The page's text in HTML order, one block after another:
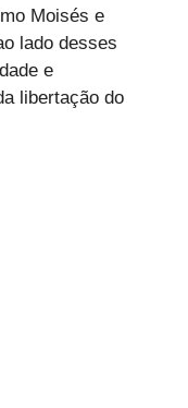
Moisés e
lado desses
e
libertação do